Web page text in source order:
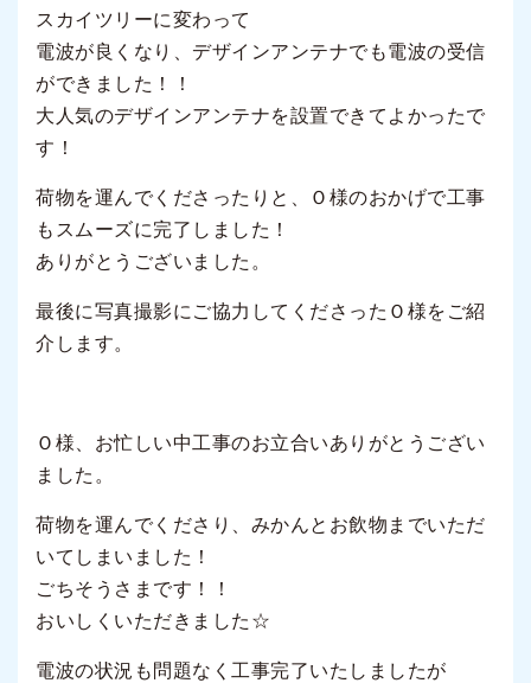
スカイツリーに変わって
電波が良くなり、デザインアンテナでも電波の受信
ができました！！
大人気のデザインアンテナを設置できてよかったで
す！
荷物を運んでくださったりと、Ｏ様のおかげで工事
もスムーズに完了しました！
ありがとうございました。
最後に写真撮影にご協力してくださったＯ様をご紹
介します。
Ｏ様、お忙しい中工事のお立合いありがとうござい
ました。
荷物を運んでくださり、みかんとお飲物までいただ
いてしまいました！
ごちそうさまです！！
おいしくいただきました☆
電波の状況も問題なく工事完了いたしましたが